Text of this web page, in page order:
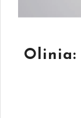
Olinia: